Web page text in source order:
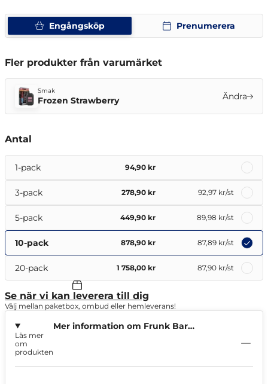
Engångsköp Prenumerera
Fler produkter från varumärket
Smak
Frozen Strawberry Ändra
Antal
1-pack 94,90 kr
3-pack 278,90 kr 92,97 kr/st
5-pack 449,90 kr 89,98 kr/st
10-pack 878,90 kr 87,89 kr/st
20-pack 1 758,00 kr 87,90 kr/st
Se när vi kan leverera till dig
Välj mellan paketbox, ombud eller hemleverans!
Mer information om Frunk Bar
Läs mer
om
produkten